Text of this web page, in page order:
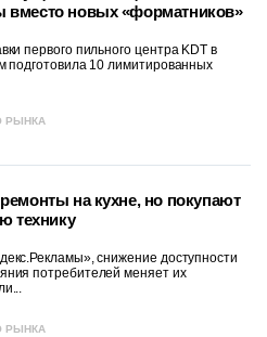
вместо новых «форматников»
первого пильного центра KDT в
подготовила 10 лимитированных
РЫНКА
на кухне, но покупают
технику
снижение доступности
потребителей меняет их
РЫНКА